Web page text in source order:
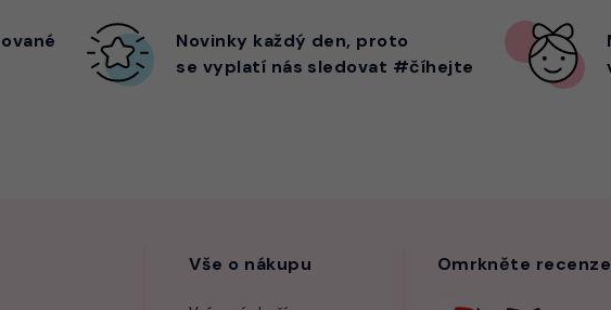
Novinky každý den, proto
se vyplatí nás sledovat #číhejte
Vše o nákupu Omrkněte